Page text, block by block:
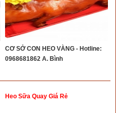
CƠ SỞ CON HEO VÀNG - Hotline:
0968681862 A. Bình
Heo Sữa Quay Giá Rẻ